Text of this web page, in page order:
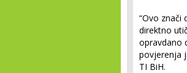
“Ovo znači
direktno
opravdano
povjerenja
TI BiH.